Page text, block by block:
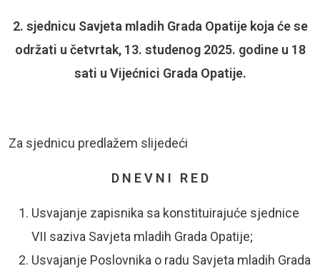
2. sjednicu Savjeta mladih Grada Opatije koja će se
održati u četvrtak, 13. studenog 2025. godine u 18
sati u Vijećnici Grada Opatije.
Za sjednicu predlažem slijedeći
D N E V N I R E D
Usvajanje zapisnika sa konstituirajuće sjednice
VII saziva Savjeta mladih Grada Opatije;
Usvajanje Poslovnika o radu Savjeta mladih Grada